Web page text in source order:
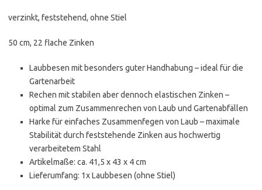
verzinkt, feststehend, ohne Stiel
50 cm, 22 flache Zinken
Laubbesen mit besonders guter Handhabung – ideal für die
Gartenarbeit
Rechen mit stabilen aber dennoch elastischen Zinken –
optimal zum Zusammenrechen von Laub und Gartenabfällen
Harke für einfaches Zusammenfegen von Laub – maximale
Stabilität durch feststehende Zinken aus hochwertig
verarbeitetem Stahl
Artikelmaße: ca. 41,5 x 43 x 4 cm
Lieferumfang: 1x Laubbesen (ohne Stiel)